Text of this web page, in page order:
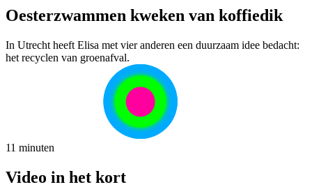
Oesterzwammen kweken van koffiedik
In Utrecht heeft Elisa met vier anderen een duurzaam idee bedacht:
het recyclen van groenafval.
11 minuten
Video in het kort